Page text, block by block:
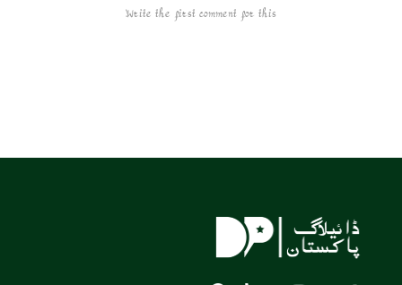
Write the first comment for this!